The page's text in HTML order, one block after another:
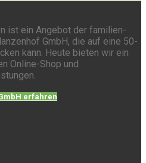
ist ein Angebot der familien-
GmbH, die auf eine 50-
kann. Heute bieten wir ein
Online-Shop und
erfahren